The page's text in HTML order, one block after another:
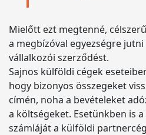
Mielőtt ezt megtenné,
a megbízóval egyezségre
vállalkozói szerződést.
Sajnos külföldi cégek
hogy bizonyos összegeket
címén, noha a bevételeket
a költségeket. Esetünkben is
számláját a külföldi